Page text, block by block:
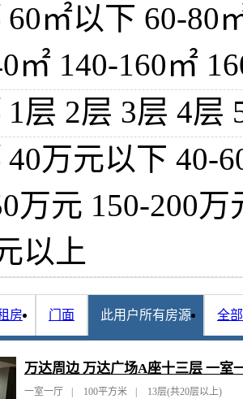
60㎡以下 60-80
㎡ 140-160㎡
1层 2层 3层 4层
40万元以下 40-
万元 150-200万
以上
房 门面 此用户所有房源 全
万达周边 万达广场A座十三层 一室
一室一厅 100平方米
13层(共20层以上)